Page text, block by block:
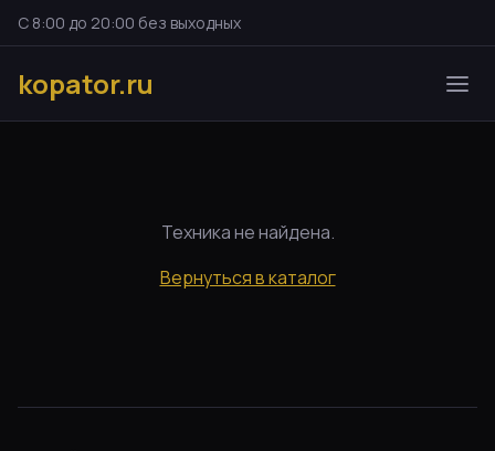
С 8:00 до 20:00 без выходных
kopator.ru
Техника не найдена.
Вернуться в каталог